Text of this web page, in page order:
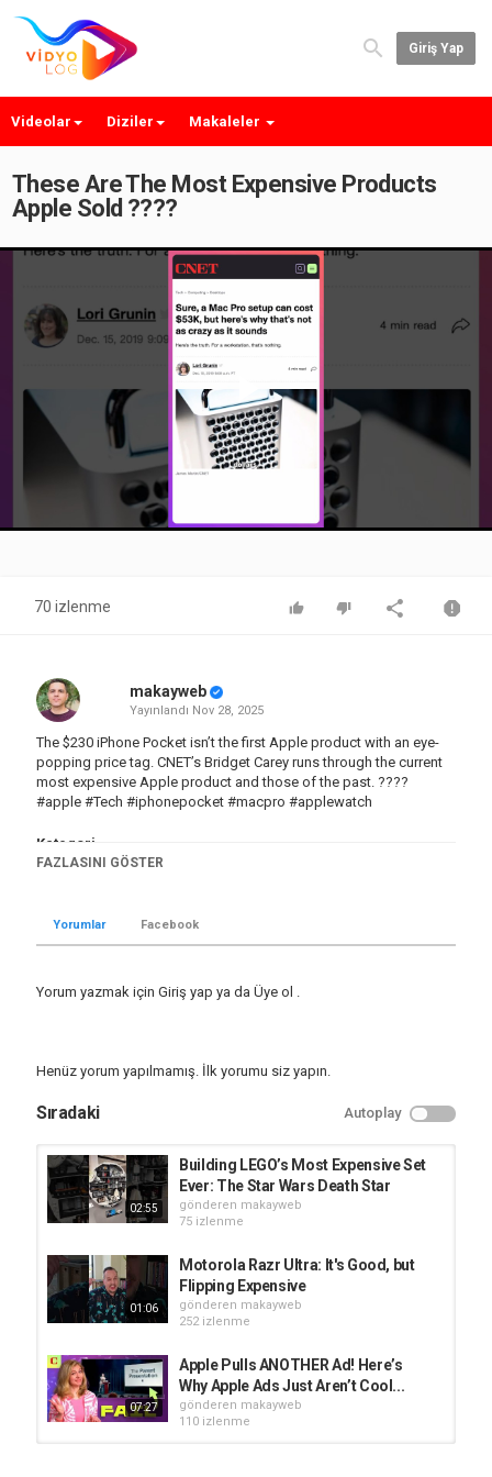
Giriş Yap
Videolar Diziler Makaleler
These Are The Most Expensive Products
Apple Sold ????
Play
Video
70 izlenme
makayweb
Yayınlandı Nov 28, 2025
The $230 iPhone Pocket isn’t the first Apple product with an eye-
popping price tag. CNET’s Bridget Carey runs through the current
most expensive Apple product and those of the past. ????
#apple #Tech #iphonepocket #macpro #applewatch
Kategori
Teknoloji
One More Thing
Apple
FAZLASINI GÖSTER
Yorumlar Facebook
Yorum yazmak için Giriş yap ya da Üye ol .
Henüz yorum yapılmamış. İlk yorumu siz yapın.
Sıradaki Autoplay
02:55
Building LEGO’s Most Expensive Set
Ever: The Star Wars Death Star
gönderen makayweb
75 izlenme
01:06
Motorola Razr Ultra: It's Good, but
Flipping Expensive
gönderen makayweb
252 izlenme
07:27
Apple Pulls ANOTHER Ad! Here’s
Why Apple Ads Just Aren’t Cool...
gönderen makayweb
110 izlenme